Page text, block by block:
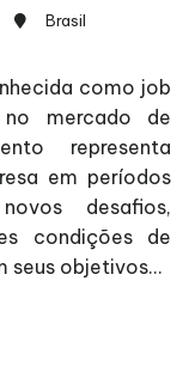
Brasil
como job
mercado de
representa
em períodos
desafios,
condições de
seus objetivos...